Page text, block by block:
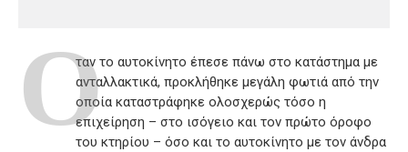
Oταν το αυτοκίνητο έπεσε πάνω στο κατάστημα με
ανταλλακτικά, προκλήθηκε μεγάλη φωτιά από την
οποία καταστράφηκε ολοσχερώς τόσο η
επιχείρηση – στο ισόγειο και τον πρώτο όροφο
του κτηρίου – όσο και το αυτοκίνητο με τον άνδρα